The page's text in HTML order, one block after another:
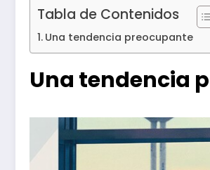
Tabla de Contenidos
Una tendencia preocupante
Una tendencia